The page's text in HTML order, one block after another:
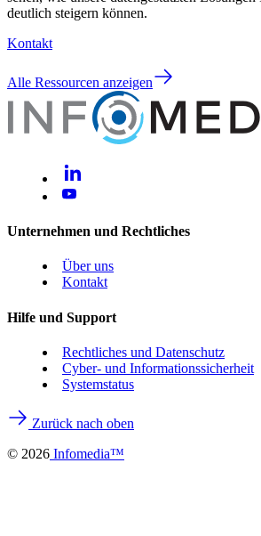
deutlich steigern können.
Kontakt
Alle Ressourcen anzeigen
Unternehmen und Rechtliches
Über uns
Kontakt
Hilfe und Support
Rechtliches und Datenschutz
Cyber- und Informationssicherheit
Systemstatus
Zurück nach oben
© 2026 Infomedia™